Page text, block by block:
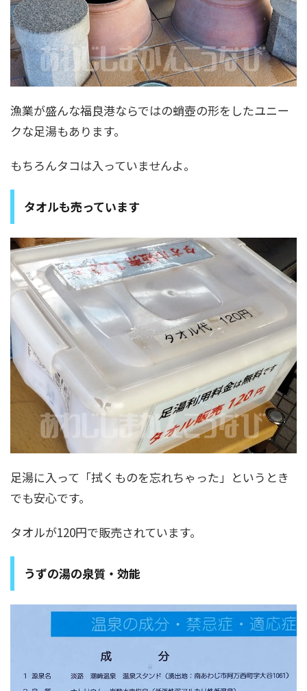
漁業が盛んな福良港ならではの蛸壺の形をしたユニー
クな足湯もあります。
もちろんタコは入っていませんよ。
タオルも売っています
足湯に入って「拭くものを忘れちゃった」というとき
でも安心です。
タオルが120円で販売されています。
うずの湯の泉質・効能